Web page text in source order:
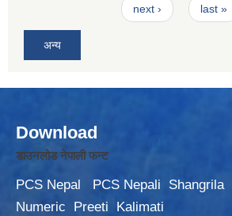
next › last »
अन्य
Download
डाउनलोड नेपाली फन्ट
PCS Nepal PCS Nepali
Shangrila
Numeric
Preeti Kalimati